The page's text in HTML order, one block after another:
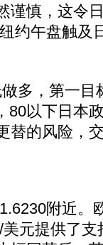
谨慎，这令
约午盘触及
，第一目
80以下日本
替的风险，
附近。
元提供了